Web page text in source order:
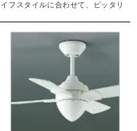
フスタイルに合わせて、ピッタリ